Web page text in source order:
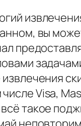
вы
Visa,
такое